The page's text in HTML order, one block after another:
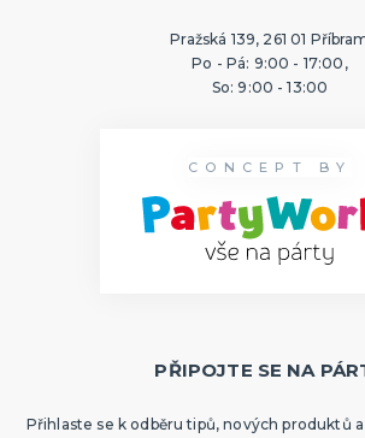
Pražská 139, 261 01
Po - Pá: 9:00 - 17:00,
So: 9:00 - 13:00
CONCEPT BY
PŘIPOJTE SE NA
Přihlaste se k odběru tipů, nových produktů